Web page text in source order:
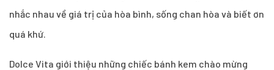
nhắc nhau về giá trị của hòa bình, sống chan hòa và biết ơn
quá khứ.
Dolce Vita giới thiệu những chiếc bánh kem chào mừng